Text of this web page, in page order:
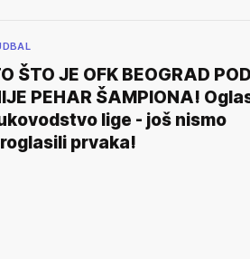
ŠTO JE OFK BEOGRAD
PEHAR ŠAMPIONA!
lige - još nismo
prvaka!